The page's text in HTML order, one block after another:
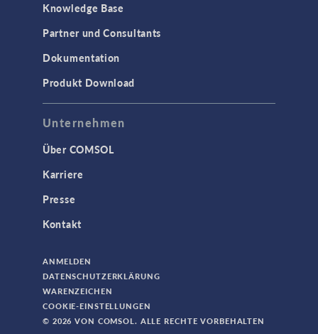
3D-Druck
AC/DC Module
Acoustics Module
Ausgewählte Wissenschaftler
Battery Design Module
Bioengineering
CFD Module
Chemical Reaction Engineering Module
Corrosion Module
Electrochemistry Module
Fuel Cell & Electrolyzer Module
Geomechanics Module
Granular Flow Module
Knowledge Base
Partner und Consultants
Dokumentation
Produkt Download
Unternehmen
Über COMSOL
Karriere
Presse
Kontakt
ANMELDEN
DATENSCHUTZERKLÄRUNG
WARENZEICHEN
COOKIE-EINSTELLUNGEN
© 2026 VON COMSOL. ALLE RECHTE VORBEHALTEN